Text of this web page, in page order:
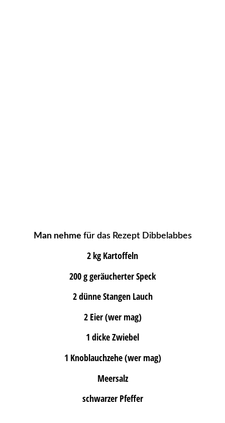
Man nehme für das Rezept Dibbelabbes
2 kg Kartoffeln
200 g geräucherter Speck
2 dünne Stangen Lauch
2 Eier (wer mag)
1 dicke Zwiebel
1 Knoblauchzehe (wer mag)
Meersalz
schwarzer Pfeffer